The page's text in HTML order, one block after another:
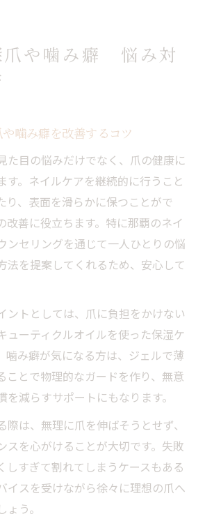
爪や噛み癖 悩み対
噛み癖を改善するコツ
た目の悩みだけでなく、爪の健康に
す。ネイルケアを継続的に行うこと
り、表面を滑らかに保つことがで
改善に役立ちます。特に那覇のネイ
ンセリングを通じて一人ひとりの悩
法を提案してくれるため、安心して
ントとしては、爪に負担をかけない
ューティクルオイルを使った保湿ケ
噛み癖が気になる方は、ジェルで薄
ことで物理的なガードを作り、無意
減らすサポートにもなります。
際は、無理に爪を伸ばそうとせず、
スを心がけることが大切です。失敗
しすぎて割れてしまうケースもある
イスを受けながら徐々に理想の爪へ
う。